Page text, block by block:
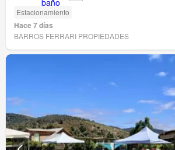
Estacionamiento
Hace 7 días
BARROS FERRARI PROPIEDADES